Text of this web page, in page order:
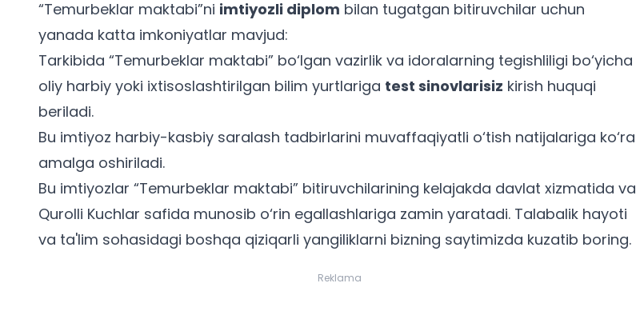
“Temurbeklar maktabi”ni imtiyozli diplom bilan tugatgan bitiruvchilar uchun
yanada katta imkoniyatlar mavjud:
Tarkibida “Temurbeklar maktabi” bo‘lgan vazirlik va idoralarning tegishliligi bo‘yicha
oliy harbiy yoki ixtisoslashtirilgan bilim yurtlariga test sinovlarisiz kirish huquqi
beriladi.
Bu imtiyoz harbiy-kasbiy saralash tadbirlarini muvaffaqiyatli o‘tish natijalariga ko‘ra
amalga oshiriladi.
Bu imtiyozlar “Temurbeklar maktabi” bitiruvchilarining kelajakda davlat xizmatida va
Qurolli Kuchlar safida munosib o‘rin egallashlariga zamin yaratadi. Talabalik hayoti
va ta'lim sohasidagi boshqa qiziqarli yangiliklarni bizning saytimizda kuzatib boring.
Reklama